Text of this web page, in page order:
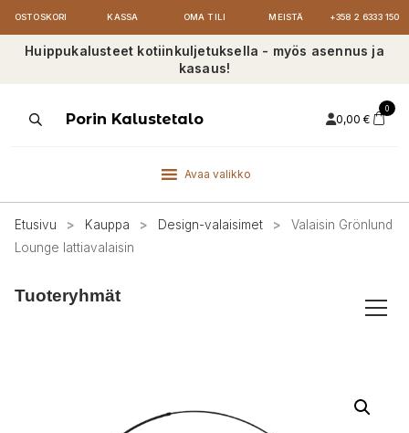
OSTOSKORI KASSA OMA TILI MEISTÄ +358 2 6333 150
Huippukalusteet kotiinkuljetuksella - myös asennus ja
kasaus!
ProductsPorin Kalustetalo 0,00 €
0
Avaa valikko
Etusivu > Kauppa > Design-valaisimet >
Valaisin Grönlund
Lounge lattiavalaisin
Tuoteryhmät